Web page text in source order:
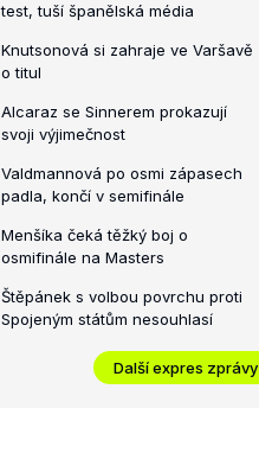
test, tuší španělská média
Knutsonová si zahraje ve Varšavě
o titul
Alcaraz se Sinnerem prokazují
svoji výjimečnost
Valdmannová po osmi zápasech
padla, končí v semifinále
Menšíka čeká těžký boj o
osmifinále na Masters
Štěpánek s volbou povrchu proti
Spojeným státům nesouhlasí
Další expres zprávy